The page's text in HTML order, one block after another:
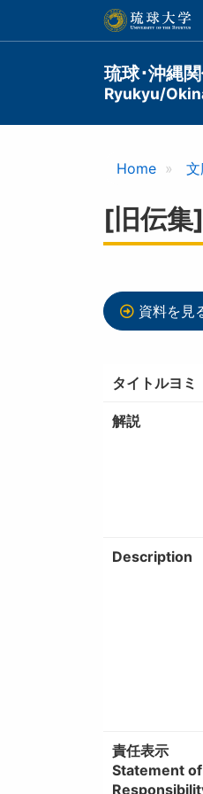
ン
琉球･沖縄
Ryukyu/
Main
Home
[旧伝
資料を見
タイトルヨミ
解説
Description
責任表示
Statement of